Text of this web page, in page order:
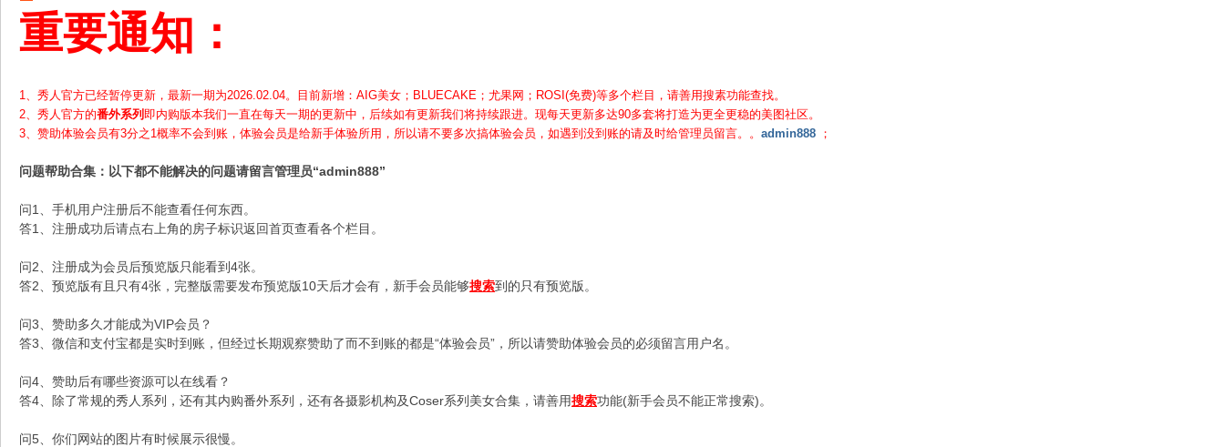
重要通知：
1、秀人官方已经暂停更新，最新一期为2026.02.04。目前新增：AIG美女；BLUECAKE；尤果网；ROSI(免费)等多个栏目，请善用搜素功能查找。
2、 秀人官方的番外系列 即内购版本我们一直在每天一期的更新中，后续如有更新我们将持续跟进。现每天更新多达90多套将打造为更全更稳的美图社区。
3、赞助体验会员有3分之1概率不会到账，体验会员是给新手体验所用，所以请不要多次搞体验会员，如遇到没到账的请及时给管理员留言。。 admin888 ；
问题帮助合集 ：以下都不能解决的问题请留言管理员“admin888”
问1、手机用户注册后不能查看任何东西。
答1、注册成功后请点右上角的房子标识返回首页查看各个栏目。
问2、注册成为会员后预览版只能看到4张。
答2、预览版有且只有4张，完整版需要发布预览版10天后才会有，新手会员能够搜索到的只有预览版。
问3、赞助多久才能成为VIP会员？
答3、微信和支付宝都是实时到账，但经过长期观察赞助了而不到账的都是“体验会员”，所以请赞助体验会员的必须留言用户名。
问4、赞助后有哪些资源可以在线看？
答4、除了常规的秀人系列，还有其内购番外系列，还有各摄影机构及Coser系列美女合集，请善用搜索功能(新手会员不能正常搜索)。
问5、你们网站的图片有时候展示很慢。